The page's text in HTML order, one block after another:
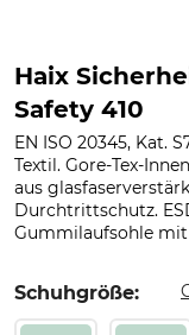
Haix
Safety 410
EN ISO 20345, Kat.
Textil. Gore-Tex-
aus
Durchtrittschutz.
Gummilaufsohle mit
Schuhgröße: